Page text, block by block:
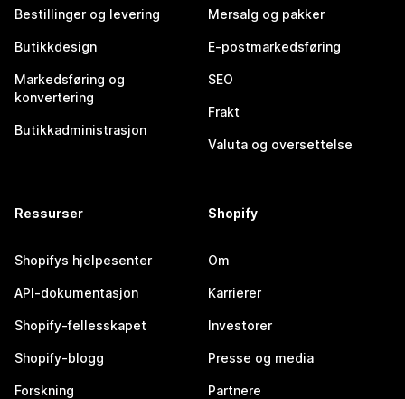
Bestillinger og levering
Butikkdesign
Markedsføring og
konvertering
Butikkadministrasjon
Mersalg og pakker
E-postmarkedsføring
SEO
Frakt
Valuta og oversettelse
Ressurser
Shopifys hjelpesenter
API-dokumentasjon
Shopify-fellesskapet
Shopify-blogg
Forskning
Shopify
Om
Karrierer
Investorer
Presse og media
Partnere